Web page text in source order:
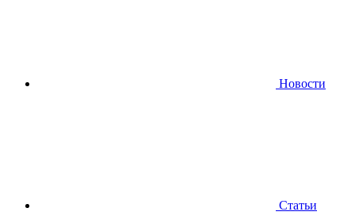
Новости
Статьи